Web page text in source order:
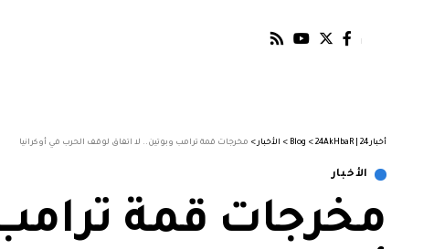
أخبار 24 | 24AkHbaR >
Blog
> الأخبار > مخرجات قمة ترامب وبوتين.. لا اتفاق لوقف الحرب في أوكرانيا
الأخبار
مخرجات قمة